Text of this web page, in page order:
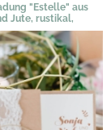
"Estelle" aus
Jute, rustikal,